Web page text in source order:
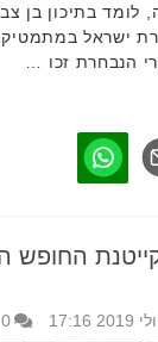
לומד בתיכון בן
ישראל
הנבחרת זכו …
החופש
0